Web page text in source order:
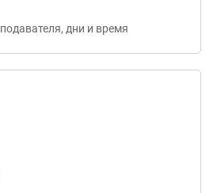
дни и время